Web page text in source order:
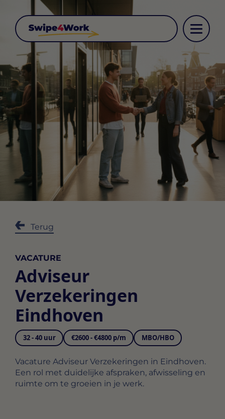
Terug
VACATURE
Adviseur
Verzekeringen
Eindhoven
32 - 40 uur €2600 - €4800 p/m MBO/HBO
Vacature Adviseur Verzekeringen in Eindhoven.
Een rol met duidelijke afspraken, afwisseling en
ruimte om te groeien in je werk.